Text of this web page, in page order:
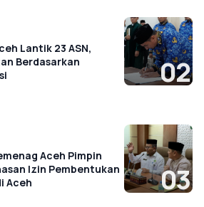
Lantik 23 ASN,
Berdasarkan
02
Aceh Pimpin
Izin Pembentukan
Aceh
03